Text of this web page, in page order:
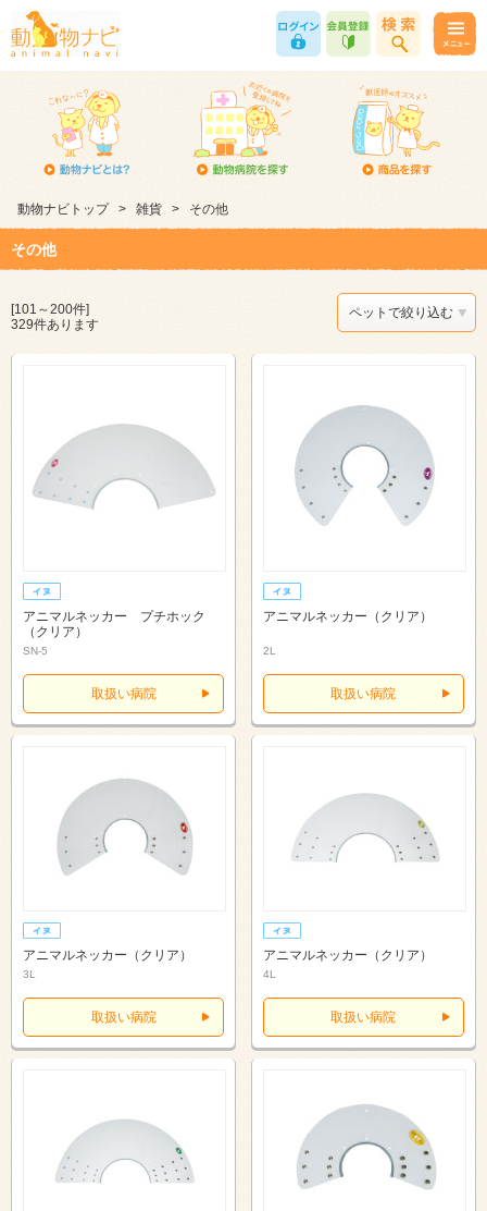
動物ナビトップ > 雑貨 > その他
その他
[101～200件]
329件あります
ペットで絞り込む
アニマルネッカー プチホック
（クリア）
SN-5
取扱い病院
アニマルネッカー（クリア）
2L
取扱い病院
アニマルネッカー（クリア）
3L
取扱い病院
アニマルネッカー（クリア）
4L
取扱い病院